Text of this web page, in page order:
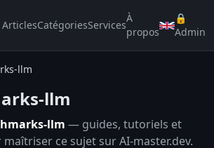
ArticlesCatégoriesServices
À
propos
🔒
Admin
llm
llm
llm — guides, tutoriels et
ce sujet sur AI-master.dev.